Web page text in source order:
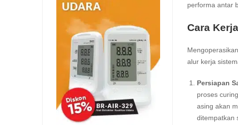
performa antar
Cara
Mengoperasikan
alur kerja
Persiapan
proses
asing akan
ditempatkan